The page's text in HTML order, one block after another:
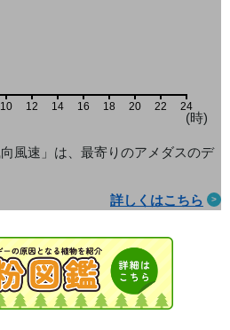
10 12 14 16 18 20 22 24
(時)
風速」は、最寄りのアメダスのデ
詳しくはこちら